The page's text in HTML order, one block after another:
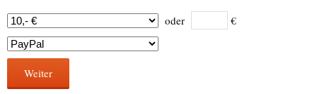
oder €
Weiter